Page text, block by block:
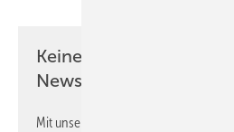
Keine Zeit? Kein
Newsletter!
Mit unserem Newsletter erhalten Sie